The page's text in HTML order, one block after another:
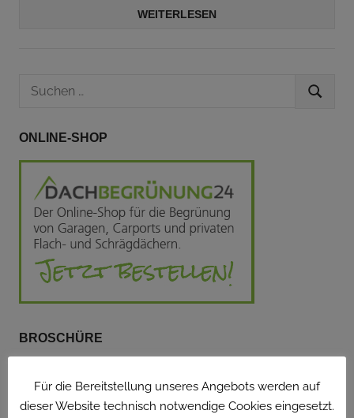
WEITERLESEN
Suchen
SUCHEN
ONLINE-SHOP
BROSCHÜRE
Für die Bereitstellung unseres Angebots werden auf
dieser Website technisch notwendige Cookies eingesetzt.